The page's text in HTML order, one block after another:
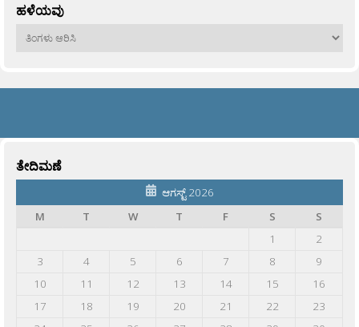
ಹಳೆಯವು
ಹಳೆಯವು
ತೇದಿಮಣೆ
ಆಗಸ್ಟ್ 2026
M
T W T F S
S
1
2
3
4 5 6 7 8
9
10
11 12 13 14 15
16
17
18 19 20 21 22
23